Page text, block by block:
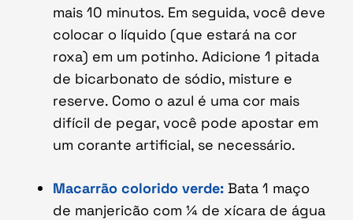
mais 10 minutos. Em seguida, você deve
colocar o líquido (que estará na cor
roxa) em um potinho. Adicione 1 pitada
de bicarbonato de sódio, misture e
reserve. Como o azul é uma cor mais
difícil de pegar, você pode apostar em
um corante artificial, se necessário.
Macarrão colorido verde: Bata 1 maço
de manjericão com ¼ de xícara de água